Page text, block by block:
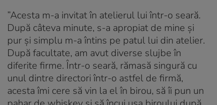
”Acesta m-a invitat în atelierul lui într-o seară.
După câteva minute, s-a apropiat de mine şi
pur şi simplu m-a întins pe patul lui din atelier.
După facultate, am avut diverse slujbe în
diferite firme. Într-o seară, rămasă singură cu
unul dintre directori într-o astfel de firmă,
acesta îmi cere să vin la el în birou, să îi pun un